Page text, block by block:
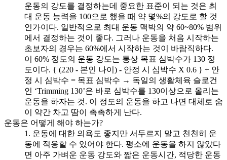
운동의 강도를 결정하는데 중요한 표준이 되는 것은 최
대 운동 능력을 100으로 했을 때 약 몇%의 강도로 할 것
인가이다. 일반적으로 최대 운동 맥박의 약 60~80% 범위
에서 결정하는 것이 좋다. 그러나 운동을 처음 시작하는
초보자의 경우는 60%에서 시작하는 것이 바람직하다.
이 60% 정도의 운동 강도는 통상 목표 심박수가 130 정
도이다. { (220 - 본인 나이) - 안정 시 심박수 X 0.6 } + 안
정 시 심박수 = 목표 심박수 → 독일의 생활체육 슬로건
인 ‘Trimming 130’은 바로 심박수를 130이상으로 올리는
운동을 하자는 것. 이 정도의 운동을 하고 나면 대체로 숨
이 약간 차고 땀이 촉촉하게 난다.
운동은 어떻게 해야 하는가?
1. 운동에 대한 의욕도 좋지만 서두르지 말고 천천히 운
동에 적응할 수 있어야 한다. 평소에 운동을 하지 않았다
면 아주 가벼운 운동 강도와 짧은 운동시간, 적당한 운동